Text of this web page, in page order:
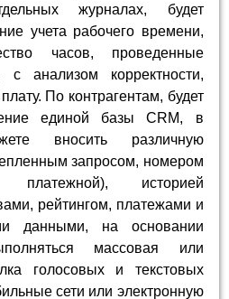
журналах, будет
учета рабочего времени,
часов, проведенные
анализом корректности,
По контрагентам, будет
единой базы CRM, в
вносить различную
запросом, номером
платежной), историей
рейтингом, платежами и
данными, на основании
массовая или
голосовых и текстовых
сети или электронную